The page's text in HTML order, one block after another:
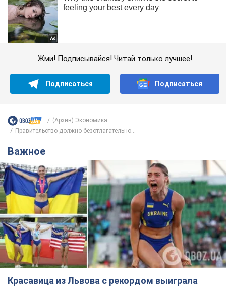
Жми! Подписывайся! Читай только лучшее!
Подписаться Подписаться
(Архив) Экономика
Правительство должно безотлагательно...
Важное
Красавица из Львова с рекордом выиграла